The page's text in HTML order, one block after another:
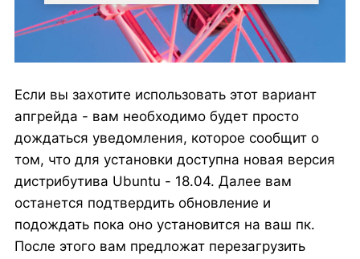
Если вы захотите использовать этот вариант
апгрейда - вам необходимо будет просто
дождаться уведомления, которое сообщит о
том, что для установки доступна новая версия
дистрибутива Ubuntu - 18.04. Далее вам
останется подтвердить обновление и
подождать пока оно установится на ваш пк.
После этого вам предложат перезагрузить